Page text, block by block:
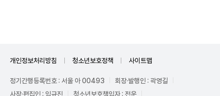
개인정보처리방침 청소년보호정책 사이트맵
정기간행등록번호 : 서울 아 00493
회장·발행인 : 곽영길
사장·편집인 : 임규진
청소년보호책임자 : 전운